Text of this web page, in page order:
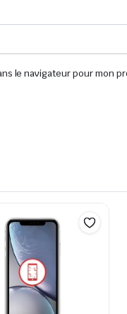
le navigateur pour mon